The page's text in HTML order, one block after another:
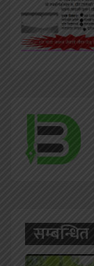
सम्बन्धित